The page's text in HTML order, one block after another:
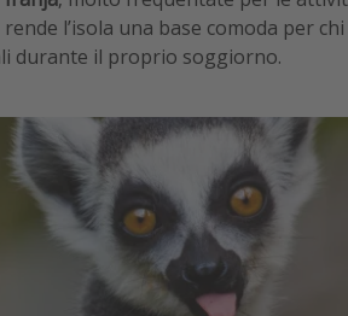
l’isola una base comoda per
durante il proprio soggiorno.